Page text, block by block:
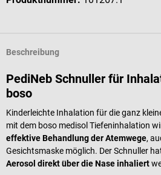
Beschreibung
PediNeb Schnuller für
boso
Kinderleichte Inhalation für die ganz
mit dem boso medisol Tiefeninhalation
effektive Behandlung der Atemwege,
Gesichtsmaske möglich. Der Schnuller
Aerosol direkt über die Nase inhaliert